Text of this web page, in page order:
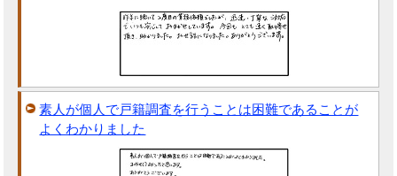
素人が個人で戸籍調査を行うことは困難であることが
よくわかりました